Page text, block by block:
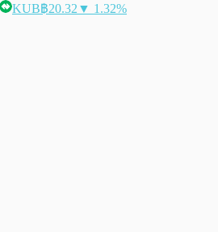
KUB฿20.32 ▼ 1.32%